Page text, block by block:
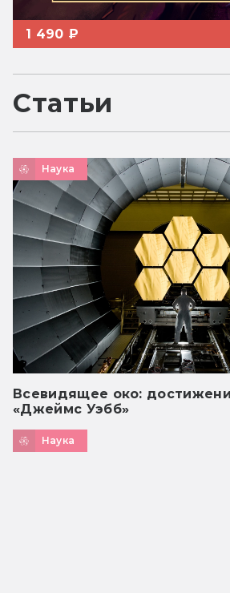
1 490 ₽
Статьи
Наука
Всевидящее око:
«Джеймс Уэбб»
Наука